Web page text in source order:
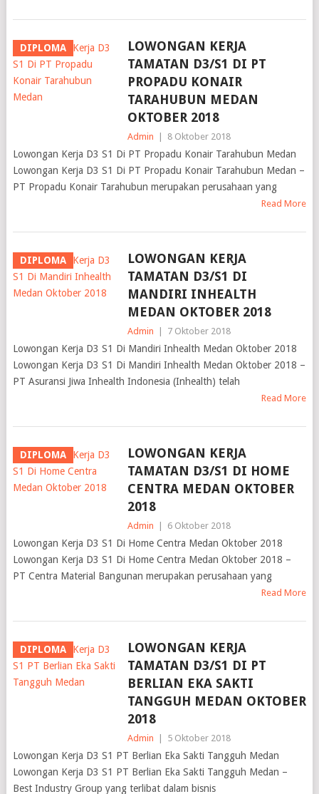
DIPLOMA
LOWONGAN KERJA
TAMATAN D3/S1 DI PT
PROPADU KONAIR
TARAHUBUN MEDAN
OKTOBER 2018
Admin 8 Oktober 2018
Lowongan Kerja D3 S1 Di PT Propadu Konair Tarahubun Medan
Lowongan Kerja D3 S1 Di PT Propadu Konair Tarahubun Medan –
PT Propadu Konair Tarahubun merupakan perusahaan yang
Read More
DIPLOMA
LOWONGAN KERJA
TAMATAN D3/S1 DI
MANDIRI INHEALTH
MEDAN OKTOBER 2018
Admin 7 Oktober 2018
Lowongan Kerja D3 S1 Di Mandiri Inhealth Medan Oktober 2018
Lowongan Kerja D3 S1 Di Mandiri Inhealth Medan Oktober 2018 –
PT Asuransi Jiwa Inhealth Indonesia (Inhealth) telah
Read More
DIPLOMA
LOWONGAN KERJA
TAMATAN D3/S1 DI HOME
CENTRA MEDAN OKTOBER
2018
Admin 6 Oktober 2018
Lowongan Kerja D3 S1 Di Home Centra Medan Oktober 2018
Lowongan Kerja D3 S1 Di Home Centra Medan Oktober 2018 –
PT Centra Material Bangunan merupakan perusahaan yang
Read More
DIPLOMA
LOWONGAN KERJA
TAMATAN D3/S1 DI PT
BERLIAN EKA SAKTI
TANGGUH MEDAN OKTOBER
2018
Admin 5 Oktober 2018
Lowongan Kerja D3 S1 PT Berlian Eka Sakti Tangguh Medan
Lowongan Kerja D3 S1 PT Berlian Eka Sakti Tangguh Medan –
Best Industry Group yang terlibat dalam bisnis